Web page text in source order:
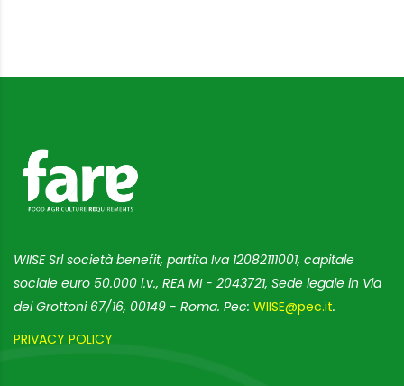
WIISE Srl società benefit, partita Iva 12082111001, capitale
sociale euro 50.000 i.v., REA MI - 2043721, Sede legale in Via
dei Grottoni 67/16, 00149 - Roma. Pec: WIISE@pec.it.
PRIVACY POLICY